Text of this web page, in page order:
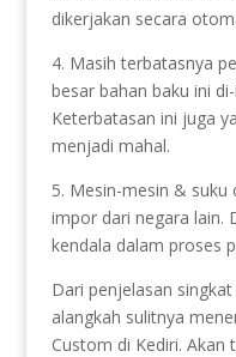
dikerjakan secara
4. Masih terbatasnya
besar bahan baku ini
Keterbatasan ini juga
menjadi mahal.
5. Mesin-mesin & suku
impor dari negara lain.
kendala dalam proses
Dari penjelasan
alangkah sulitnya
Custom di Kediri. Akan